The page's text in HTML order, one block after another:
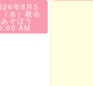
年8月5
（水）教会
そぼう
AM